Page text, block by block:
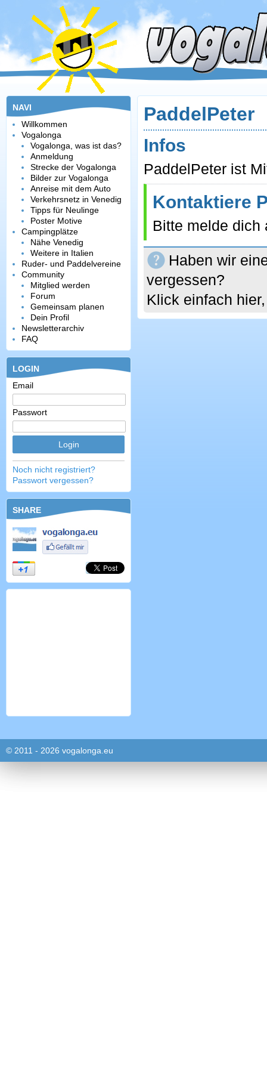
NAVI
Willkommen
Vogalonga
Vogalonga, was ist das?
Anmeldung
Strecke der Vogalonga
Bilder zur Vogalonga
Anreise mit dem Auto
Verkehrsnetz in Venedig
Tipps für Neulinge
Poster Motive
Campingplätze
Nähe Venedig
Weitere in Italien
Ruder- und Paddelvereine
Community
Mitglied werden
Forum
Gemeinsam planen
Dein Profil
Newsletterarchiv
FAQ
LOGIN
Email
Passwort
Noch nicht registriert?
Passwort vergessen?
SHARE
PaddelPeter
Infos
PaddelPeter ist
Kontaktiere
Bitte melde dich
Haben wir
vergessen?
Klick einfach
© 2011 - 2026 vogalonga.eu